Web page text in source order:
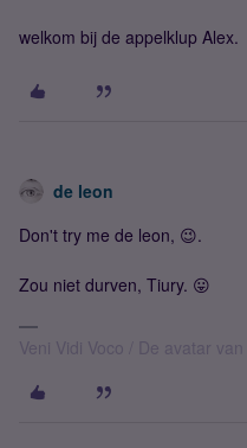
welkom bij de appelklup Alex.
de leon
Don't try me de leon, 😉.
Zou niet durven, Tiury. 😛
Veni Vidi Voco / De avatar